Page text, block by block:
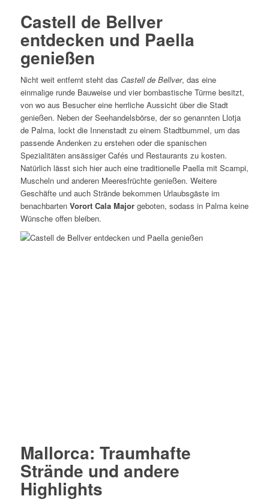
Castell de Bellver
entdecken und Paella
genießen
Nicht weit entfernt steht das Castell de Bellver, das eine
einmalige runde Bauweise und vier bombastische Türme besitzt,
von wo aus Besucher eine herrliche Aussicht über die Stadt
genießen. Neben der Seehandelsbörse, der so genannten Llotja
de Palma, lockt die Innenstadt zu einem Stadtbummel, um das
passende Andenken zu erstehen oder die spanischen
Spezialitäten ansässiger Cafés und Restaurants zu kosten.
Natürlich lässt sich hier auch eine traditionelle Paella mit Scampi,
Muscheln und anderen Meeresfrüchte genießen. Weitere
Geschäfte und auch Strände bekommen Urlaubsgäste im
benachbarten Vorort Cala Majorgeboten, sodass in Palma keine
Wünsche offen bleiben.
Mallorca: Traumhafte
Strände und andere
Highlights